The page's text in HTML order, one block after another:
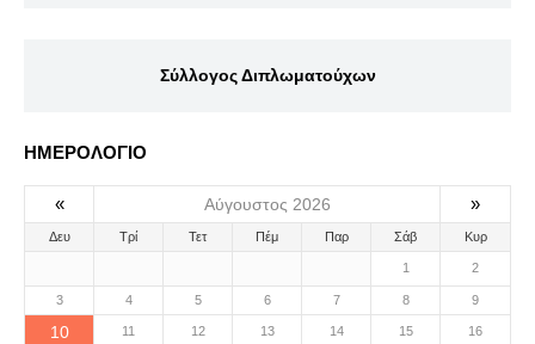
Σύλλογος Διπλωματούχων
ΗΜΕΡΟΛΟΓΙΟ
« Αύγουστος 2026 »
Δευ Τρί Τετ Πέμ Παρ Σάβ Κυρ
1 2
3 4 5 6 7 8 9
10 11 12 13 14 15 16